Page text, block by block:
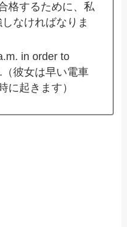
格するために、私
なければなりま
in order to
彼女は早い電車
に起きます）